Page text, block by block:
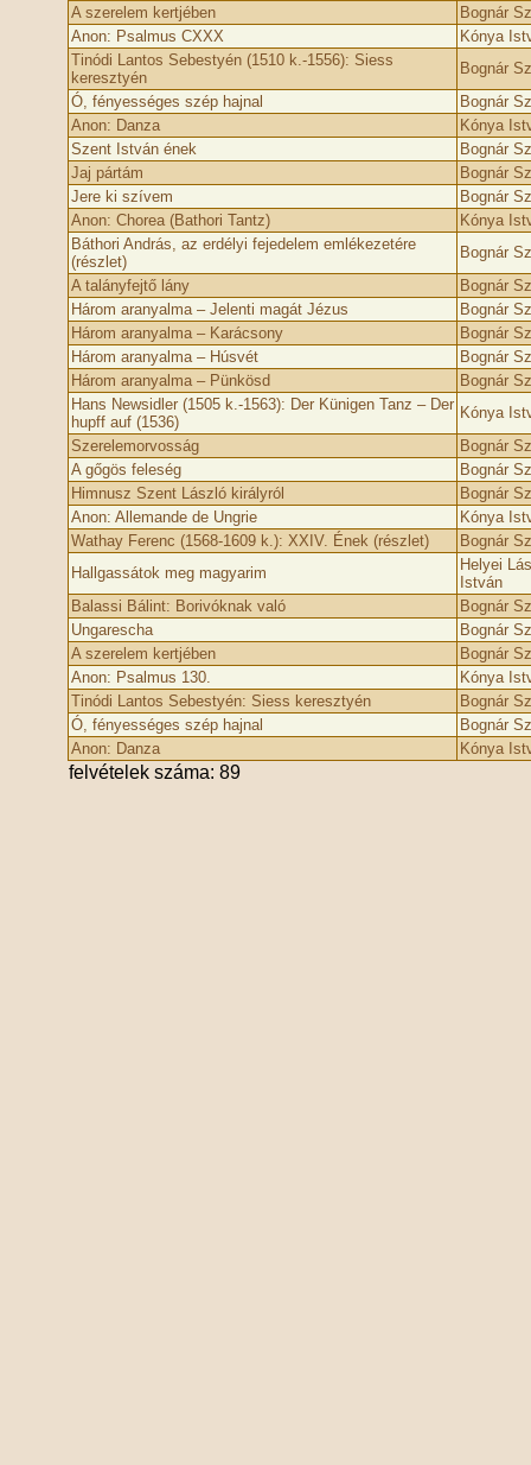
A szerelem kertjében
Bognár
Anon: Psalmus CXXX
Kónya
Tinódi Lantos Sebestyén (1510 k.-1556): Siess
keresztyén
Bognár
Ó, fényességes szép hajnal
Bognár
Anon: Danza
Kónya
Szent István ének
Bognár
Jaj pártám
Bognár
Jere ki szívem
Bognár
Anon: Chorea (Bathori Tantz)
Kónya
Báthori András, az erdélyi fejedelem emlékezetére
(részlet)
Bognár
A talányfejtő lány
Bognár
Három aranyalma – Jelenti magát Jézus
Bognár
Három aranyalma – Karácsony
Bognár
Három aranyalma – Húsvét
Bognár
Három aranyalma – Pünkösd
Bognár
Hans Newsidler (1505 k.-1563): Der Künigen Tanz – Der
hupff auf (1536)
Kónya
Szerelemorvosság
Bognár
A gőgös feleség
Bognár
Himnusz Szent László királyról
Bognár
Anon: Allemande de Ungrie
Kónya
Wathay Ferenc (1568-1609 k.): XXIV. Ének (részlet)
Bognár
Hallgassátok meg magyarim
Helyei
István
Balassi Bálint: Borivóknak való
Bognár
Ungarescha
Bognár
A szerelem kertjében
Bognár
Anon: Psalmus 130.
Kónya
Tinódi Lantos Sebestyén: Siess keresztyén
Bognár
Ó, fényességes szép hajnal
Bognár
Anon: Danza
Kónya
felvételek száma: 89